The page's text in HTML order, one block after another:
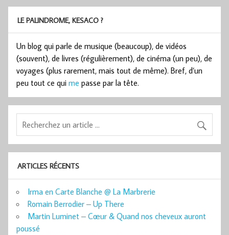
LE PALINDROME, KESACO ?
Un blog qui parle de musique (beaucoup), de vidéos
(souvent), de livres (régulièrement), de cinéma (un peu), de
voyages (plus rarement, mais tout de même). Bref, d’un
peu tout ce qui me passe par la tête.
ARTICLES RÉCENTS
Irma en Carte Blanche @ La Marbrerie
Romain Berrodier – Up There
Martin Luminet – Cœur & Quand nos cheveux auront
poussé